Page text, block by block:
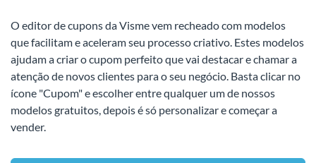
O editor de cupons da Visme vem recheado com modelos
que facilitam e aceleram seu processo criativo. Estes modelos
ajudam a criar o cupom perfeito que vai destacar e chamar a
atenção de novos clientes para o seu negócio. Basta clicar no
ícone "Cupom" e escolher entre qualquer um de nossos
modelos gratuitos, depois é só personalizar e começar a
vender.